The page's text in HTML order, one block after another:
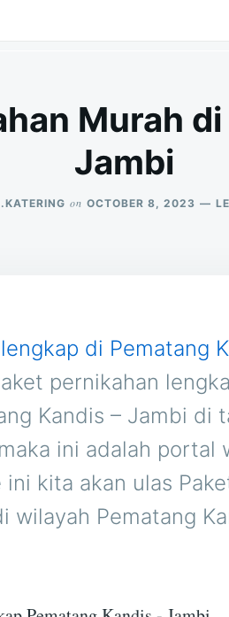
Murah
Jambi
on OCTOBER 8, 2023
di Pematang
pernikahan
Kandis – Jambi di
ini adalah portal
kita akan ulas
wilayah Pematang